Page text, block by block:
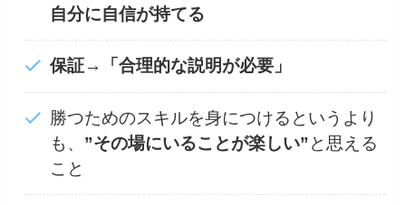
自分に自信が持てる
保証→「合理的な説明が必要」
勝つためのスキルを身につけるというより
も、 ”その場にいることが楽しい” と思える
こと